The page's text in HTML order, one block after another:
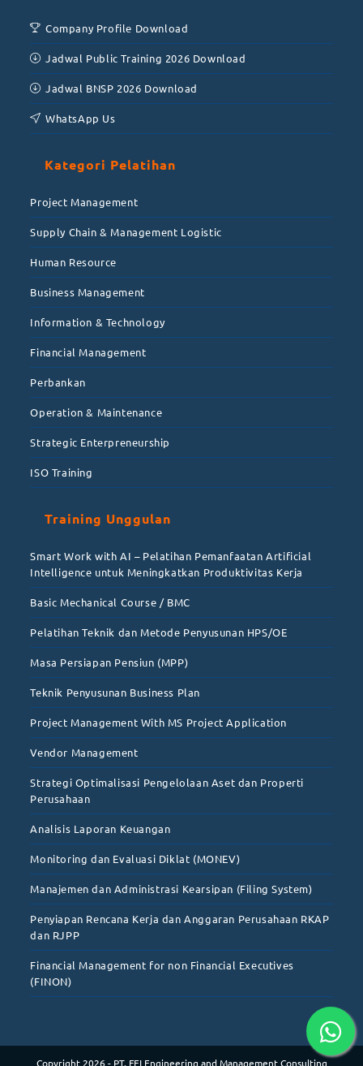
Company Profile Download
Jadwal Public Training 2026 Download
Jadwal BNSP 2026 Download
WhatsApp Us
Kategori Pelatihan
Project Management
Supply Chain & Management Logistic
Human Resource
Business Management
Information & Technology
Financial Management
Perbankan
Operation & Maintenance
Strategic Enterpreneurship
ISO Training
Training Unggulan
Smart Work with AI – Pelatihan Pemanfaatan Artificial
Intelligence untuk Meningkatkan Produktivitas Kerja
Basic Mechanical Course / BMC
Pelatihan Teknik dan Metode Penyusunan HPS/OE
Masa Persiapan Pensiun (MPP)
Teknik Penyusunan Business Plan
Project Management With MS Project Application
Vendor Management
Strategi Optimalisasi Pengelolaan Aset dan Properti
Perusahaan
Analisis Laporan Keuangan
Monitoring dan Evaluasi Diklat (MONEV)
Manajemen dan Administrasi Kearsipan (Filing System)
Penyiapan Rencana Kerja dan Anggaran Perusahaan RKAP
dan RJPP
Financial Management for non Financial Executives
(FINON)
Copyright 2026 - PT. FEI Engineering and Management Consulting